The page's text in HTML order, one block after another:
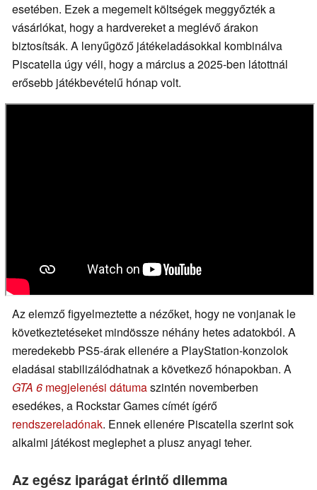
esetében. Ezek a megemelt költségek meggyőzték a
vásárlókat, hogy a hardvereket a meglévő árakon
biztosítsák. A lenyűgöző játékeladásokkal kombinálva
Piscatella úgy véli, hogy a március a 2025-ben látottnál
erősebb játékbevételű hónap volt.
Az elemző figyelmeztette a nézőket, hogy ne vonjanak le
következtetéseket mindössze néhány hetes adatokból. A
meredekebb PS5-árak ellenére a PlayStation-konzolok
eladásai stabilizálódhatnak a következő hónapokban. A
GTA 6 megjelenési dátumaszintén novemberben
esedékes, a Rockstar Games címét ígérő
rendszereladónak. Ennek ellenére Piscatella szerint sok
alkalmi játékost meglephet a plusz anyagi teher.
Az egész iparágat érintő dilemma